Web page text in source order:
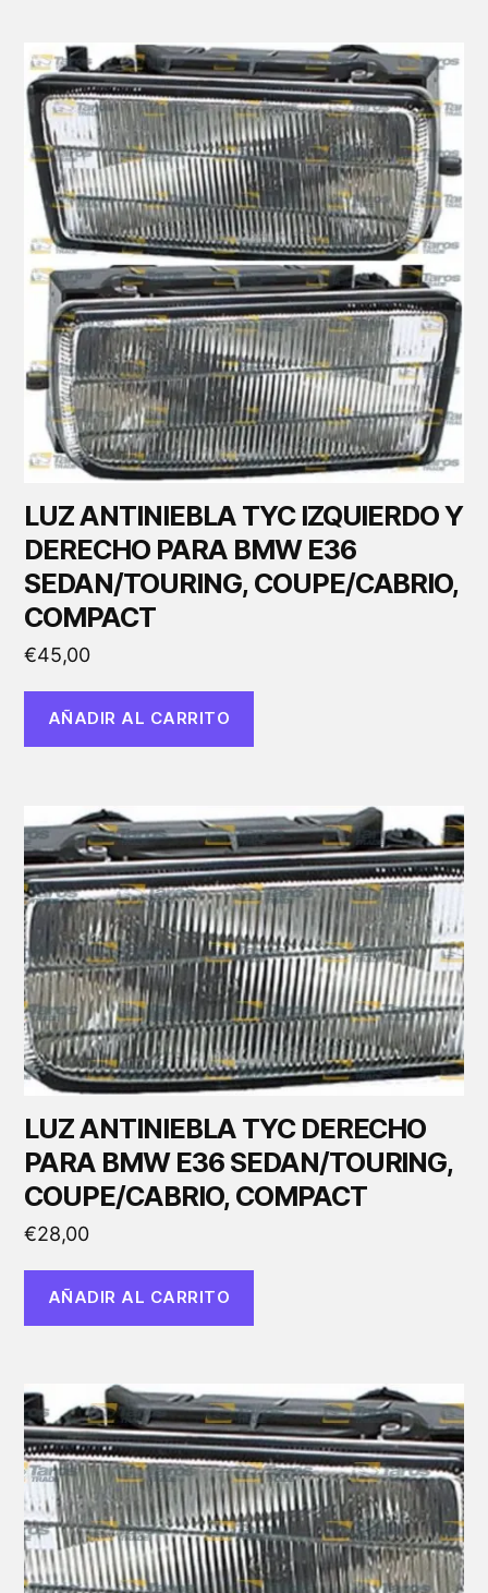
LUZ ANTINIEBLA TYC IZQUIERDO Y
DERECHO PARA BMW E36
SEDAN/TOURING, COUPE/CABRIO,
COMPACT
€45,00
AÑADIR AL CARRITO
LUZ ANTINIEBLA TYC DERECHO
PARA BMW E36 SEDAN/TOURING,
COUPE/CABRIO, COMPACT
€28,00
AÑADIR AL CARRITO